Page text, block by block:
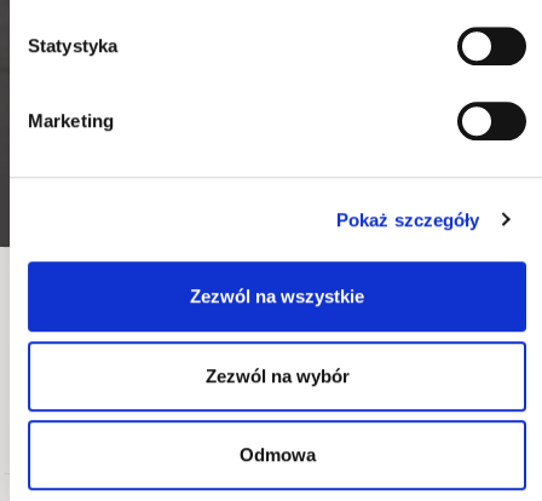
Statystyka
Marketing
Pokaż szczegóły
Zezwól na wszystkie
Zezwól na wybór
Odmowa
Kolekcja VISSO
Komody do pokoju z kolekcji VISSO, to idealne
połączenie funkcjonalności i wyjątkowego stylu. Ich
ponadczasowy design sprawia, że pasują do każdego
wnętrza dodając pomieszczeniom unikatowego uroku.